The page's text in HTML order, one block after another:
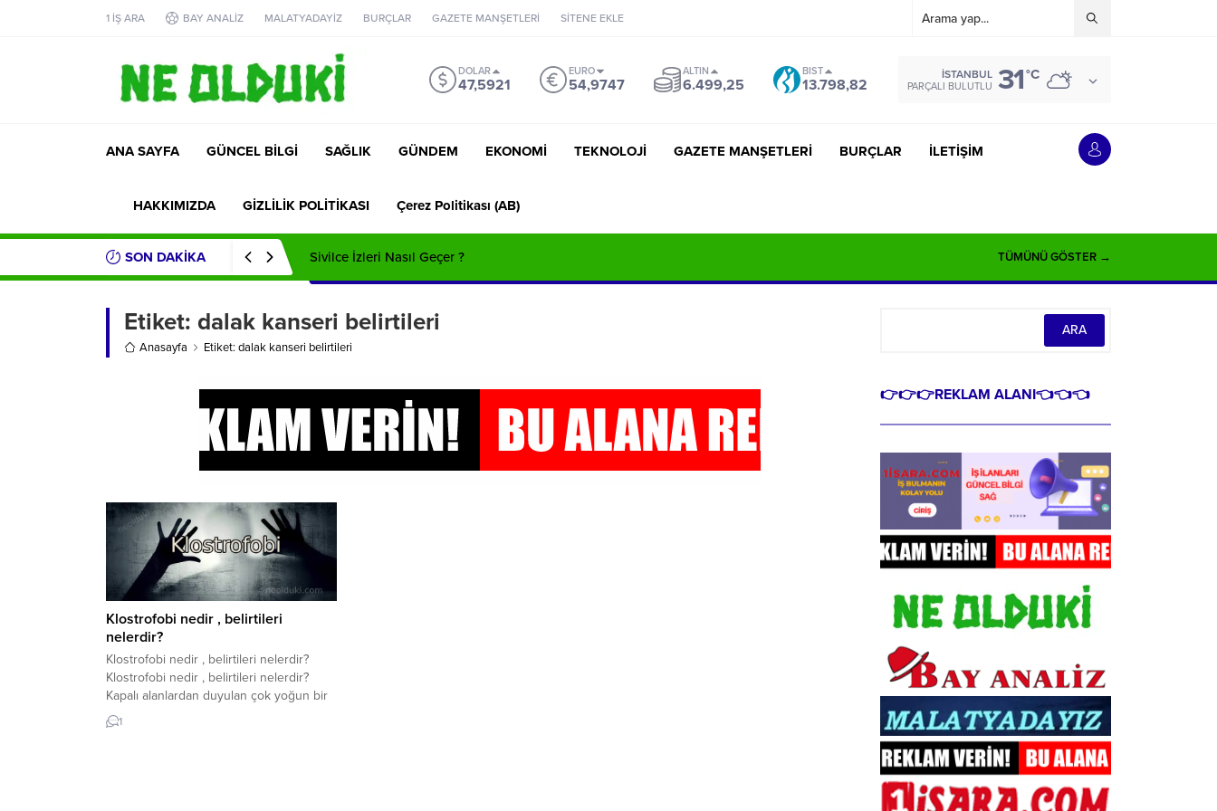
1 İŞ ARA BAY ANALİZ MALATYADAYİZ BURÇLAR GAZETE MANŞETLERİ SİTENE EKLE
DOLAR
47,5921
EURO
54,9747
ALTIN
6.499,25
BIST
13.798,82
İSTANBUL
PARÇALI BULUTLU 31°C
ANA SAYFA GÜNCEL BİLGİ SAĞLIK GÜNDEM EKONOMİ TEKNOLOJİ GAZETE MANŞETLERİ BURÇLAR İLETİŞİM
HAKKIMIZDA GİZLİLİK POLİTİKASI Çerez Politikası (AB)
SON DAKİKA Sivilce İzleri Nasıl Geçer ? TÜMÜNÜ GÖSTER →
Etiket: dalak kanseri belirtileri
Anasayfa Etiket: dalak kanseri belirtileri
Klostrofobi nedir , belirtileri
nelerdir?
Klostrofobi nedir , belirtileri nelerdir?
Klostrofobi nedir , belirtileri nelerdir?
Kapalı alanlardan duyulan çok yoğun bir
korku olan klostrofobi, bir fobi türüdür.
Fobi terimi, derin, asılsız bir korku olarak
1
👉👉👉REKLAM ALANI👈👈👈